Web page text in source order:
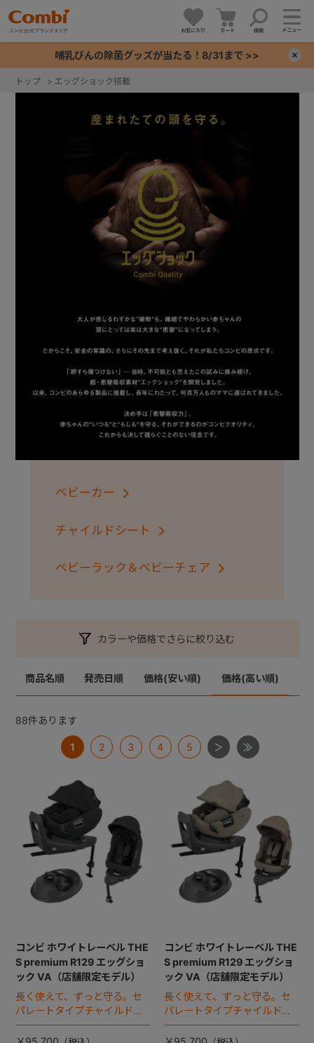
お気に入り カート 検索 メニュー
哺乳びんの除菌グッズが当たる！8/31まで >>
ベビーカー
チャイルドシート
ベビーラック＆ベビーチェア
カラーや価格でさらに絞り込む
商品名順 発売日順 価格(安い順) 価格(高い順)
88件あります
1 2 3 4 5
コンビ ホワイトレーベル THE
S premium R129 エッグショ
ック VA（店舗限定モデル）
長く使えて、ずっと守る。セ
パレートタイプチャイルドシ
ートのロングユースモデル。
コンビ ホワイトレーベル THE
S premium R129 エッグショ
ック VA（店舗限定モデル）
長く使えて、ずっと守る。セ
パレートタイプチャイルドシ
ートのロングユースモデル。
トップ > エッグショック搭載